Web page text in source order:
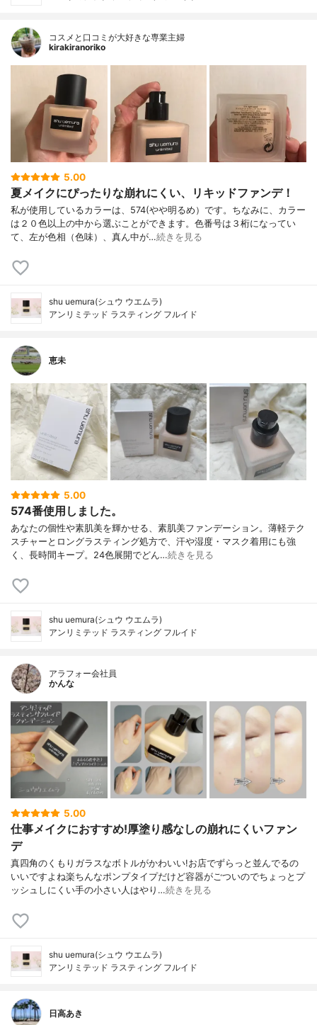
コスメと口コミが大好きな専業主婦
kirakiranoriko
5.00
夏メイクにぴったりな崩れにくい、リキッドファンデ！
私が使用しているカラーは、574(やや明るめ）です。ちなみに、カラー
は２０色以上の中から選ぶことができます。色番号は３桁になってい
て、左が色相（色味）、真ん中が…続きを見る
shu uemura(シュウ ウエムラ)
アンリミテッド ラスティング フルイド
恵未
5.00
574番使用しました。
あなたの個性や素肌美を輝かせる、素肌美ファンデーション。薄軽テク
スチャーとロングラスティング処方で、汗や湿度・マスク着用にも強
く、長時間キープ。24色展開でどん…続きを見る
shu uemura(シュウ ウエムラ)
アンリミテッド ラスティング フルイド
アラフォー会社員
かんな
5.00
仕事メイクにおすすめ!厚塗り感なしの崩れにくいファン
デ
真四角のくもりガラスなボトルがかわいい!お店でずらっと並んでるの
いいですよね楽ちんなポンプタイプだけど容器がごついのでちょっとプ
ッシュしにくい手の小さい人はやり…続きを見る
shu uemura(シュウ ウエムラ)
アンリミテッド ラスティング フルイド
日高あき